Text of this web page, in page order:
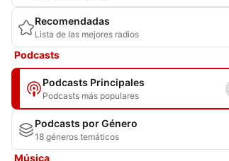
Recomendadas
Lista de las mejores radios
Podcasts
Podcasts Principales
Podcasts más populares
Podcasts por Género
18 géneros temáticos
Música